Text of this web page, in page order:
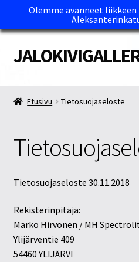
Olemme avanneet
Siirry
navigointiin
Siirry
sisältöön
Maksutavat ja Tärkeää tietää
Myymälät
Oma tili
Ostoskori
Etusivu Tietosuojaseloste
Tietosuojaseloste 30.11.2018
Rekisterinpitäjä:
Marko Hirvonen / MH
Ylijärventie 409
54460 YLIJÄRVI